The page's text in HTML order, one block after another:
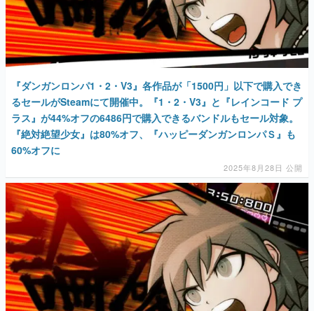
『ダンガンロンパ1・2・V3』各作品が「1500円」以下で購入でき
るセールがSteamにて開催中。『1・2・V3』と『レインコード プ
ラス』が44%オフの6486円で購入できるバンドルもセール対象。
『絶対絶望少女』は80%オフ、『ハッピーダンガンロンパＳ』も
60%オフに
2025年8月28日 公開